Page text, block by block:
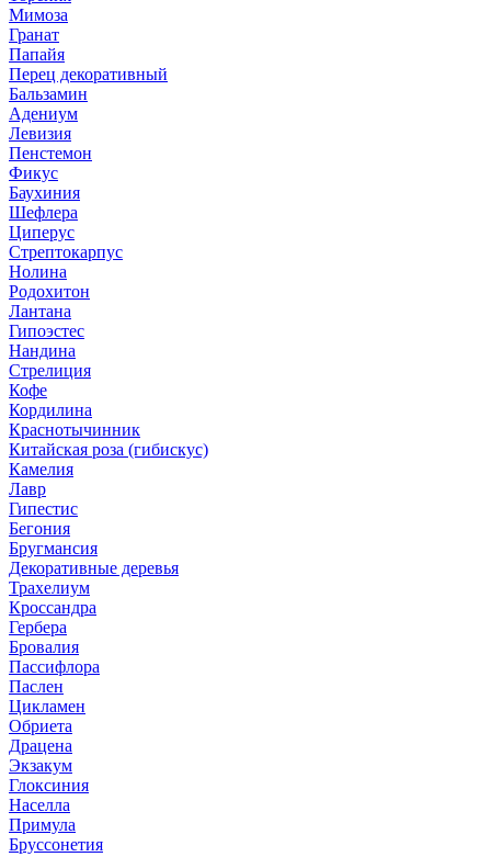
Мимоза
Гранат
Папайя
Перец декоративный
Бальзамин
Адениум
Левизия
Пенстемон
Фикус
Баухиния
Шефлера
Циперус
Стрептокарпус
Нолина
Родохитон
Лантана
Гипоэстес
Нандина
Стрелиция
Кофе
Кордилина
Краснотычинник
Китайская роза (гибискус)
Камелия
Лавр
Гипестис
Бегония
Бругмансия
Декоративные деревья
Трахелиум
Кроссандра
Гербера
Бровалия
Пассифлора
Паслен
Цикламен
Обриета
Драцена
Экзакум
Глоксиния
Населла
Примула
Бруссонетия